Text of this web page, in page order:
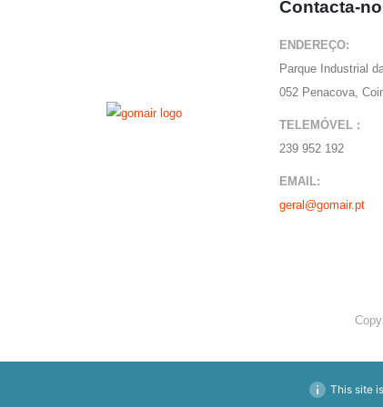
Contacta-
ENDEREÇO:
Parque Industrial
052 Penacova,
TELEMÓVEL :
239 952 192
EMAIL:
geral@gomair.pt
This site